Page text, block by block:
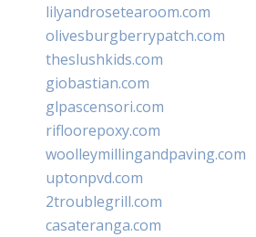
lilyandrosetearoom.com
olivesburgberrypatch.com
theslushkids.com
giobastian.com
glpascensori.com
rifloorepoxy.com
woolleymillingandpaving.com
uptonpvd.com
2troublegrill.com
casateranga.com